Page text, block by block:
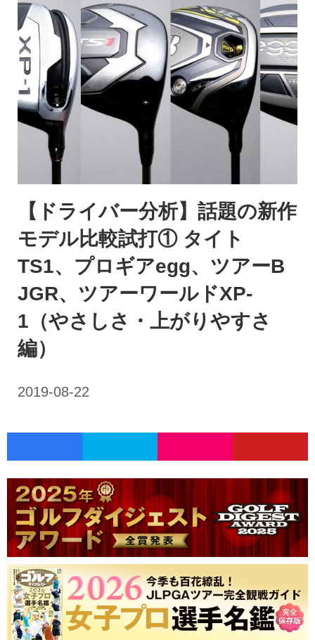
【ドライバー分析】話題の新作
モデル比較試打① タイト
TS1、プロギアegg、ツアーB
JGR、ツアーワールドXP-
1（やさしさ・上がりやすさ
編）